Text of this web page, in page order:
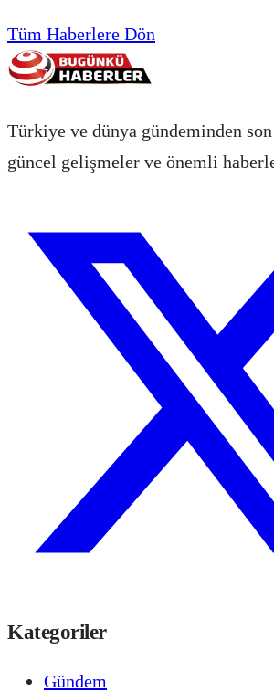
Tüm Haberlere Dön
Türkiye ve dünya gündeminden
güncel gelişmeler ve önemli
Kategoriler
Gündem